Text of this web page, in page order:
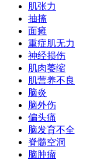
肌张力
抽搐
面瘫
重症肌无力
神经损伤
肌肉萎缩
肌营养不良
脑炎
脑外伤
偏头痛
脑发育不全
脊髓空洞
脑肿瘤